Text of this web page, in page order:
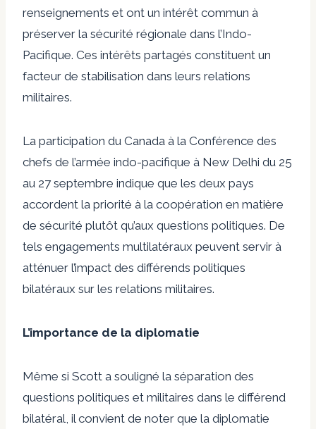
renseignements et ont un intérêt commun à
préserver la sécurité régionale dans l’Indo-
Pacifique. Ces intérêts partagés constituent un
facteur de stabilisation dans leurs relations
militaires.
La participation du Canada à la Conférence des
chefs de l’armée indo-pacifique à New Delhi du 25
au 27 septembre indique que les deux pays
accordent la priorité à la coopération en matière
de sécurité plutôt qu’aux questions politiques. De
tels engagements multilatéraux peuvent servir à
atténuer l’impact des différends politiques
bilatéraux sur les relations militaires.
L’importance de la diplomatie
Même si Scott a souligné la séparation des
questions politiques et militaires dans le différend
bilatéral, il convient de noter que la diplomatie